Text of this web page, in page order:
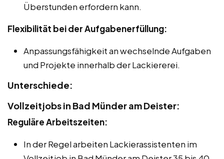
Überstunden erfordern kann.
Flexibilität bei der Aufgabenerfüllung:
Anpassungsfähigkeit an wechselnde Aufgaben
und Projekte innerhalb der Lackiererei.
Unterschiede:
Vollzeitjobs in Bad Münder am Deister:
Reguläre Arbeitszeiten:
In der Regel arbeiten Lackierassistenten im